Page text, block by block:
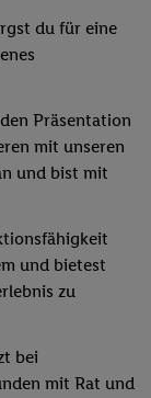
du für eine
Präsentation
mit unseren
und bist mit
und bietest
zu
bei
mit Rat und